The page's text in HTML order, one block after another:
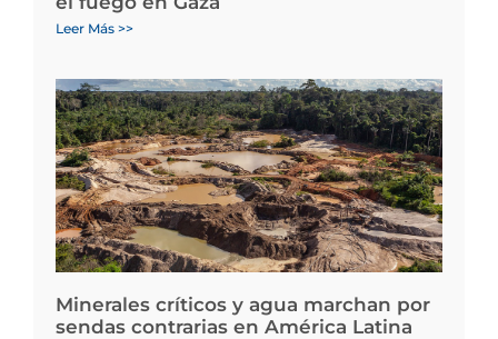
Leer Más >>
Minerales críticos y agua marchan por
sendas contrarias en América Latina